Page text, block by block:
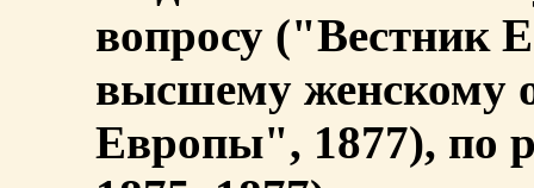
вопросу ("Вестник
высшему женскому
Европы", 1877), по